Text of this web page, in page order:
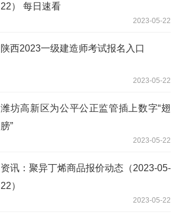
22） 每日速看
2023-05-22
陕西2023一级建造师考试报名入口
2023-05-22
潍坊高新区为公平公正监管插上数字“翅
膀”
2023-05-22
资讯：聚异丁烯商品报价动态（2023-05-
22）
2023-05-22